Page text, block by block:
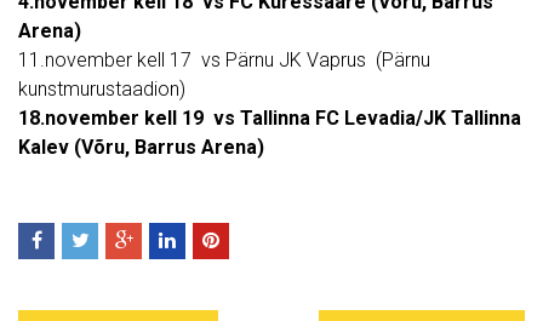
Arena)
11.november kell 17 vs Pärnu JK Vaprus (Pärnu
kunstmurustaadion)
18.november kell 19 vs Tallinna FC Levadia/JK Tallinna
Kalev (Võru, Barrus Arena)